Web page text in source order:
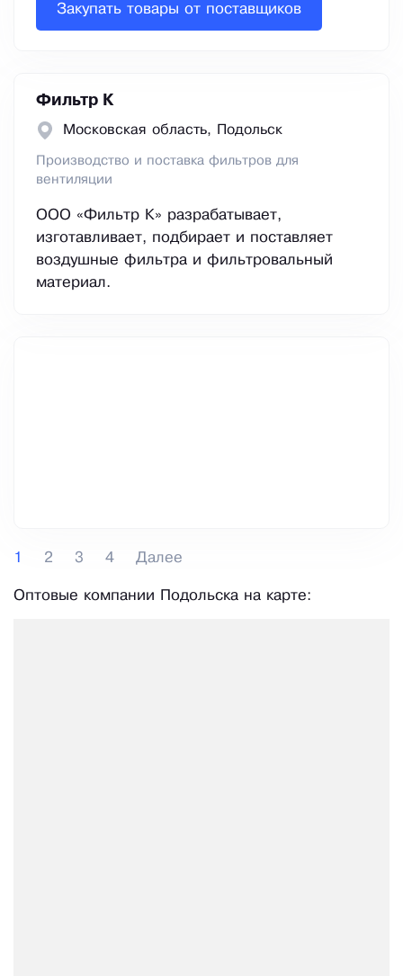
Закупать товары от поставщиков
Фильтр К
Московская область, Подольск
Производство и поставка фильтров для
вентиляции
ООО «Фильтр К» разрабатывает,
изготавливает, подбирает и поставляет
воздушные фильтра и фильтровальный
материал.
1 2 3 4 Далее
Оптовые компании Подольска на карте: